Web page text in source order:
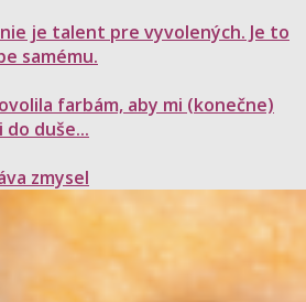
je talent pre vyvolených. Je to
samému.
farbám, aby mi (konečne)
duše...
zmysel